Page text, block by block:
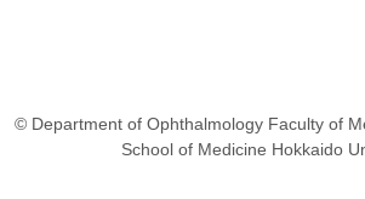
© Department of Ophthalmology Faculty of
School of Medicine Hokkaido